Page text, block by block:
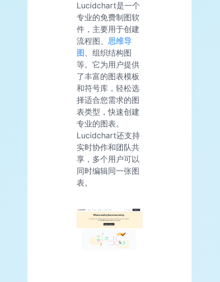
Lucidchart是一个
专业的免费制图软
件，主要用于创建
流程图、 思维导
图 、组织结构图
等。它为用户提供
了丰富的图表模板
和符号库，轻松选
择适合您需求的图
表类型，快速创建
专业的图表。
Lucidchart还支持
实时协作和团队共
享，多个用户可以
同时编辑同一张图
表。